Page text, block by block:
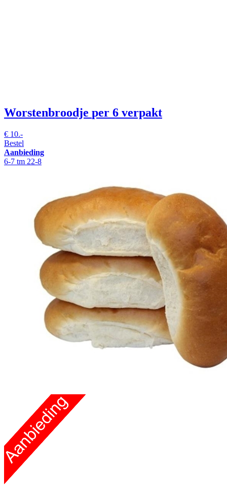
Worstenbroodje per 6 verpakt
€ 10.-
Bestel
Aanbieding
6-7 tm 22-8